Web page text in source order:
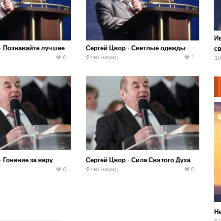
Познавайте лучшее
0
Сергей Цвор - Светлые одежды
9 лет назад 1
за веру
0
Сергей Цвор - Сила Святого Духа
9 лет назад 0